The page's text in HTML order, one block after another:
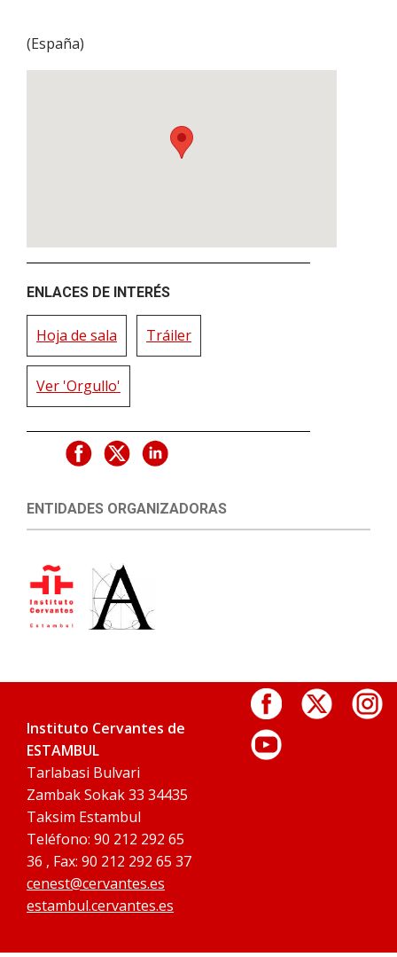
(España)
ENLACES DE INTERÉS
Hoja de sala Tráiler
Ver 'Orgullo'
ENTIDADES ORGANIZADORAS
Instituto Cervantes de
ESTAMBUL
Tarlabasi Bulvari
Zambak Sokak 33 34435
Taksim Estambul
Teléfono: 90 212 292 65
36 , Fax: 90 212 292 65 37
cenest@cervantes.es
estambul.cervantes.es